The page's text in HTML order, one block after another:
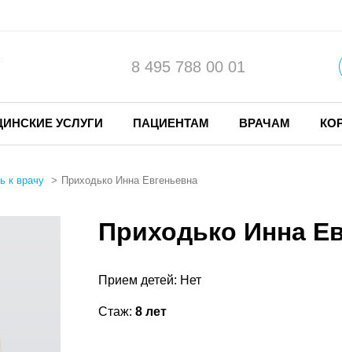
8 495 788 00 01
УСЛУГИ ПАЦИЕНТАМ ВРАЧАМ
к врачу Приходько Инна Евгеньевна
Приходько Инна
Прием детей: Нет
Стаж: 8 лет